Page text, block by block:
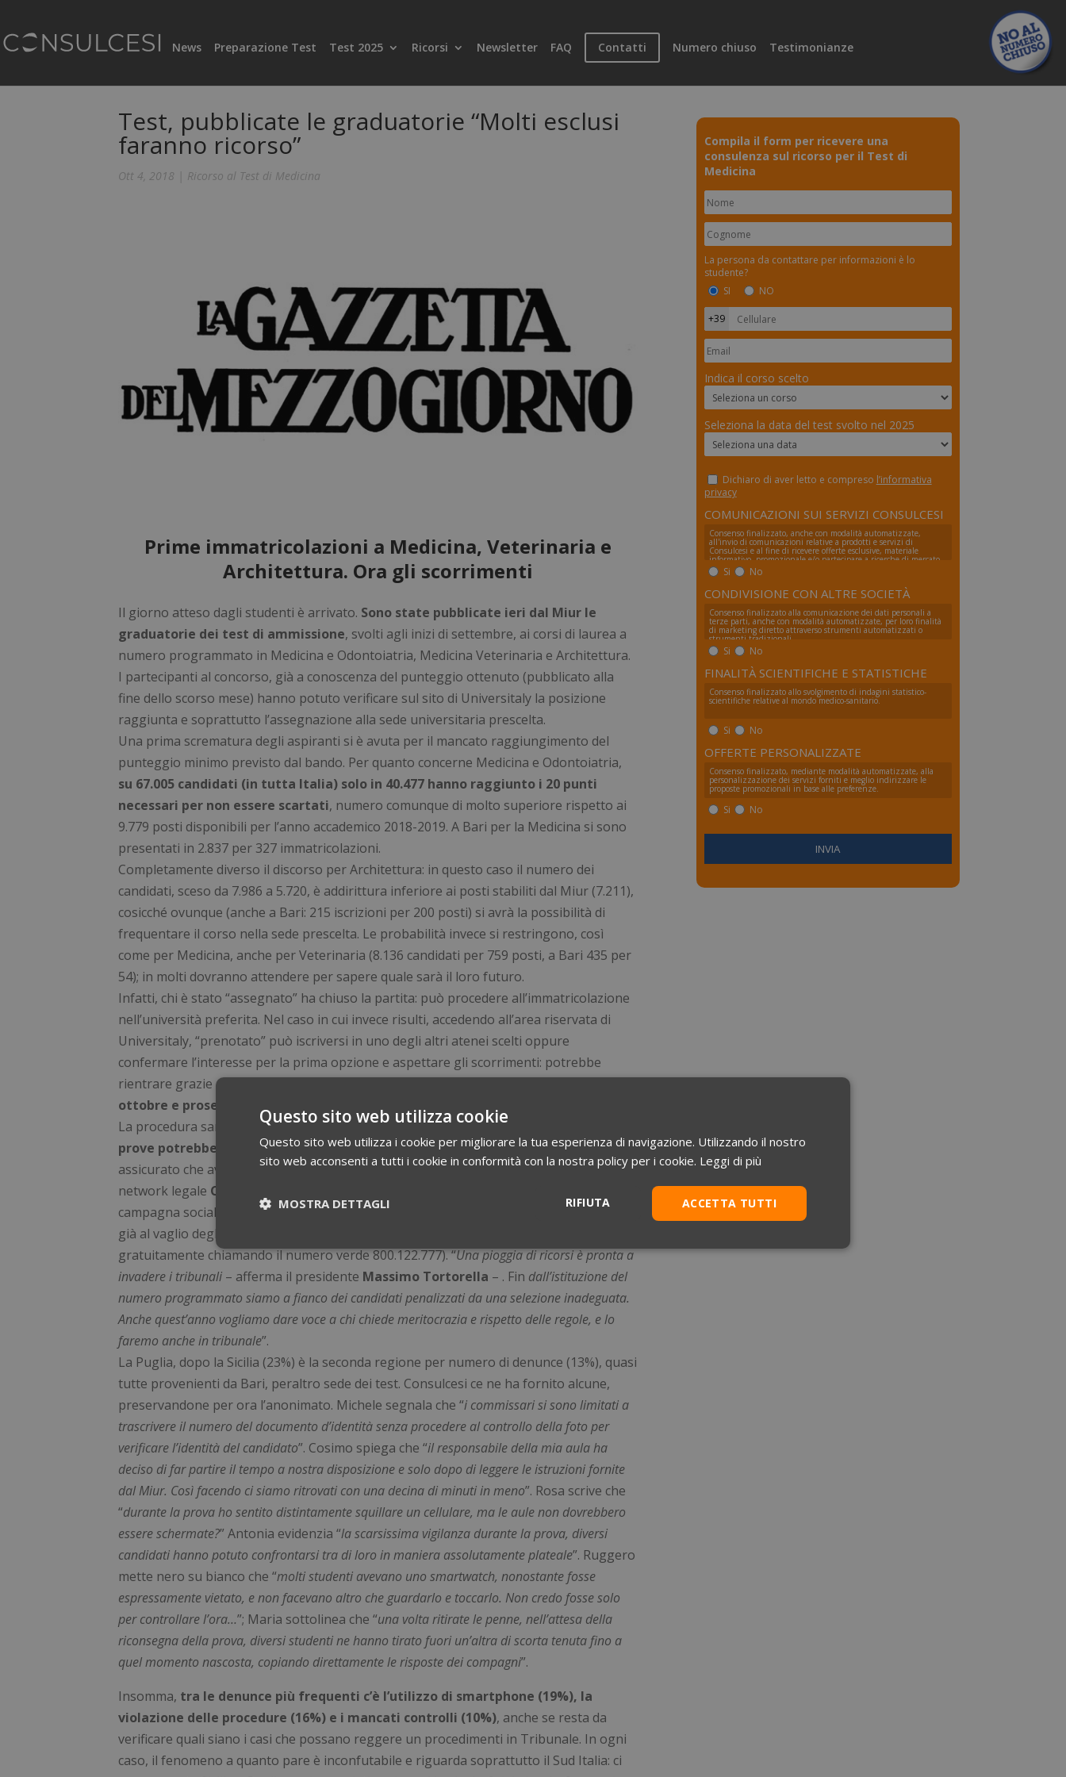
News Preparazione Test Test 2025 Ricorsi Newsletter FAQ Contatti Numero chiuso Testimonianze
Test, pubblicate le graduatorie “Molti esclusi
faranno ricorso”
Ott 4, 2018 Ricorso al Test di Medicina
Prime immatricolazioni a Medicina, Veterinaria e
Architettura. Ora gli scorrimenti
Il giorno atteso dagli studenti è arrivato. Sono state pubblicate ieri dal Miur le
graduatorie dei test di ammissione, svolti agli inizi di settembre, ai corsi di laurea a
numero programmato in Medicina e Odontoiatria, Medicina Veterinaria e Architettura.
I partecipanti al concorso, già a conoscenza del punteggio ottenuto (pubblicato alla
fine dello scorso mese) hanno potuto verificare sul sito di Universitaly la posizione
raggiunta e soprattutto l’assegnazione alla sede universitaria prescelta.
Una prima scrematura degli aspiranti si è avuta per il mancato raggiungimento del
punteggio minimo previsto dal bando. Per quanto concerne Medicina e Odontoiatria,
su 67.005 candidati (in tutta Italia) solo in 40.477 hanno raggiunto i 20 punti
necessari per non essere scartati, numero comunque di molto superiore rispetto ai
9.779 posti disponibili per l’anno accademico 2018-2019. A Bari per la Medicina si sono
presentati in 2.837 per 327 immatricolazioni.
Completamente diverso il discorso per Architettura: in questo caso il numero dei
candidati, sceso da 7.986 a 5.720, è addirittura inferiore ai posti stabiliti dal Miur (7.211),
cosicché ovunque (anche a Bari: 215 iscrizioni per 200 posti) si avrà la possibilità di
frequentare il corso nella sede prescelta. Le probabilità invece si restringono, così
come per Medicina, anche per Veterinaria (8.136 candidati per 759 posti, a Bari 435 per
54); in molti dovranno attendere per sapere quale sarà il loro futuro.
Infatti, chi è stato “assegnato” ha chiuso la partita: può procedere all’immatricolazione
nell’università preferita. Nel caso in cui invece risulti, accedendo all’area riservata di
Universitaly, “prenotato” può iscriversi in uno degli altri atenei scelti oppure
confermare l’interesse per la prima opzione e aspettare gli scorrimenti: potrebbe
rientrare grazie alla rinuncia di qualche candidati.Gli scorrimenti inizieranno il 10
ottobre e proseguiranno fino a che tutti i posti disponibili saranno destinati
La procedura sarebbe conclusa qui. Il condizionale, però, è d’obbligo perché
prove potrebbe abbattersi una valanga di ricorsi. Per Medicina, per esempio, è
assicurato che avverrà, così come accaduto negli anni scorsi. Ad annunciarlo è il
network legale Consulcesi
campagna social
#Melomerito , ha raccoltodecine di segnalazione di irregolarità
già al vaglio degli oltre mille consulenti di cui dispone (si possono consultare
gratuitamente chiamando il numero verde 800.122.777). “Una pioggia di ricorsi è pronta a
invadere i tribunali – afferma il presidente Massimo Tortorella – . Fin dall’istituzione del
numero programmato siamo a fianco dei candidati penalizzati da una selezione inadeguata.
Anche quest’anno vogliamo dare voce a chi chiede meritocrazia e rispetto delle regole, e lo
faremo anche in tribunale”.
La Puglia, dopo la Sicilia (23%) è la seconda regione per numero di denunce (13%), quasi
tutte provenienti da Bari, peraltro sede dei test. Consulcesi ce ne ha fornito alcune,
preservandone per ora l’anonimato. Michele segnala che “i commissari si sono limitati a
trascrivere il numero del documento d’identità senza procedere al controllo della foto per
verificare l’identità del candidato”. Cosimo spiega che “il responsabile della mia aula ha
deciso di far partire il tempo a nostra disposizione e solo dopo di leggere le istruzioni fornite
dal Miur. Così facendo ci siamo ritrovati con una decina di minuti in meno”. Rosa scrive che
“durante la prova ho sentito distintamente squillare un cellulare, ma le aule non dovrebbero
essere schermate?” Antonia evidenzia “la scarsissima vigilanza durante la prova, diversi
candidati hanno potuto confrontarsi tra di loro in maniera assolutamente plateale”. Ruggero
mette nero su bianco che “molti studenti avevano uno smartwatch, nonostante fosse
espressamente vietato, e non facevano altro che guardarlo e toccarlo. Non credo fosse solo
per controllare l’ora…”; Maria sottolinea che “una volta ritirate le penne, nell’attesa della
riconsegna della prova, diversi studenti ne hanno tirato fuori un’altra di scorta tenuta fino a
quel momento nascosta, copiando direttamente le risposte dei compagni”.
Insomma, tra le denunce più frequenti c’è l’utilizzo di smartphone (19%), la
violazione delle procedure (16%) e i mancati controlli (10%), anche se resta da
verificare quali siano i casi che possano reggere un procedimenti in Tribunale. In ogni
caso, il fenomeno a quanto pare è inconfutabile e riguarda soprattutto il Sud Italia: ci
Compila il form per ricevere una
consulenza sul ricorso per il Test di
Medicina
La persona da contattare per informazioni è lo
studente?
SI
NO
Indica il corso scelto
Seleziona la data del test svolto nel 2025
Dichiaro di aver letto e compreso l’informativa
privacy
COMUNICAZIONI SUI SERVIZI CONSULCESI
Consenso finalizzato, anche con modalità automatizzate,
all'invio di comunicazioni relative a prodotti e servizi di
Consulcesi e al fine di ricevere offerte esclusive, materiale
informativo, promozionale e/o partecipare a ricerche di mercato.
Si No
CONDIVISIONE CON ALTRE SOCIETÀ
Consenso finalizzato alla comunicazione dei dati personali a
terze parti, anche con modalità automatizzate, per loro finalità
di marketing diretto attraverso strumenti automatizzati o
strumenti tradizionali
Si No
FINALITÀ SCIENTIFICHE E STATISTICHE
Consenso finalizzato allo svolgimento di indagini statistico-
scientifiche relative al mondo medico-sanitario.
Si No
OFFERTE PERSONALIZZATE
Consenso finalizzato, mediante modalità automatizzate, alla
personalizzazione dei servizi forniti e meglio indirizzare le
proposte promozionali in base alle preferenze.
Si No
Questo sito web utilizza cookie
Questo sito web utilizza i cookie per migliorare la tua esperienza di navigazione. Utilizzando il nostro
sito web acconsenti a tutti i cookie in conformità con la nostra policy per i cookie. Leggi di più
ACCETTA TUTTI
RIFIUTA
MOSTRA DETTAGLI
Necessari Statistici Marketing Preferenze Non classificati
Necessari Statistici Marketing Preferenze Non classificati
I cookie necessari contribuiscono a rendere fruibile il sito web abilitandone funzionalità di base quali la navigazione sulle
pagine e l'accesso alle aree protette del sito. Il sito web non è in grado di funzionare correttamente senza questi cookie.
Nome
Fornitore/Dominio Scadenza
Descrizione
_GRECAPTCHA
Google LLC
www.google.com
5 mesi 4
settimane
Google reCAPTCHA imposta un cookie
necessario (_GRECAPTCHA) quando viene
eseguito allo scopo di fornire la sua analisi dei
rischi.
visid_incap_2921979
.certid.it
11 mesi 4
settimane
Preserva lo stato dell'utente tra le richieste di
pagina per migliorare le prestazioni del sito
web.
CookieScriptConsent
CookieScript
5 mesi 3
settimane
Questo cookie viene utilizzato dal servizio
Cookie-Script.com per ricordare le preferenze
di consenso sui cookie dei visitatori. È
Script.com funzioni correttamente.
_tteu
www.numerochiuso.info
1 anno 1
Google LLC
.numerochiuso.info
cookie viene utilizzato per distinguere utenti
casuale come identificatore del cliente. È
incluso in ogni richiesta di pagina in un sito e
utilizzato per calcolare i dati di visitatori,
sessioni e campagne per i rapporti di analisi dei
siti.